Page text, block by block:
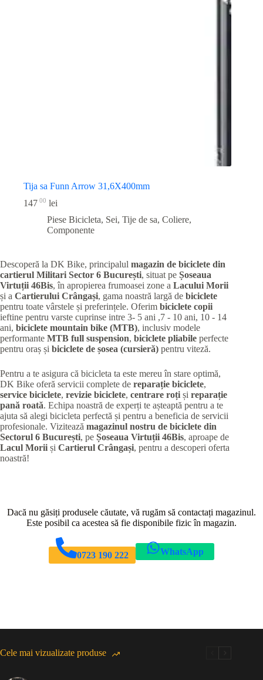
Tija sa Funn Arrow 31,6X400mm
147 00 lei
Piese Bicicleta, Sei, Tije de sa, Coliere,
Componente
Descoperă la DK Bike, principalul magazin de biciclete din
cartierul Militari Sector 6 București, situat pe Șoseaua
Virtuții 46Bis, în apropierea frumoasei zone a Lacului Morii
și a Cartierului Crângași, gama noastră largă de biciclete
pentru toate vârstele și preferințele. Oferim biciclete copii
ieftine pentru varste cuprinse intre 3- 5 ani ,7 - 10 ani, 10 - 14
ani, biciclete mountain bike (MTB), inclusiv modele
performante MTB full suspension, biciclete pliabile perfecte
pentru oraș și biciclete de șosea (cursieră) pentru viteză.
Pentru a te asigura că bicicleta ta este mereu în stare optimă,
DK Bike oferă servicii complete de reparație biciclete,
service biciclete, revizie biciclete, centrare roți și reparație
pană roată. Echipa noastră de experți te așteaptă pentru a te
ajuta să alegi bicicleta perfectă și pentru a beneficia de servicii
profesionale. Vizitează magazinul nostru de biciclete din
Sectorul 6 București, pe Șoseaua Virtuții 46Bis, aproape de
Lacul Morii și Cartierul Crângași, pentru a descoperi oferta
noastră!
Dacă nu găsiți produsele căutate, vă rugăm să contactați magazinul.
Este posibil ca acestea să fie disponibile fizic în magazin.
0723 190 222 WhatsApp
Cele mai vizualizate produse